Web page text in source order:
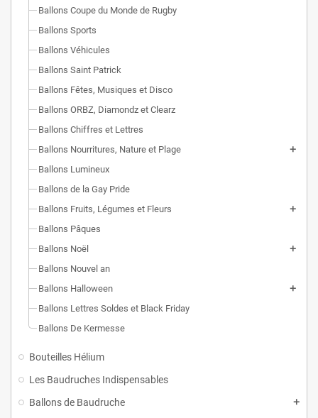
Ballons Coupe du Monde de Rugby
Ballons Sports
Ballons Véhicules
Ballons Saint Patrick
Ballons Fêtes, Musiques et Disco
Ballons ORBZ, Diamondz et Clearz
Ballons Chiffres et Lettres
Ballons Nourritures, Nature et Plage
Ballons Lumineux
Ballons de la Gay Pride
Ballons Fruits, Légumes et Fleurs
Ballons Pâques
Ballons Noël
Ballons Nouvel an
Ballons Halloween
Ballons Lettres Soldes et Black Friday
Ballons De Kermesse
Bouteilles Hélium
Les Baudruches Indispensables
Ballons de Baudruche